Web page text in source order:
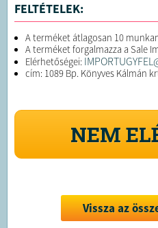
FELTÉTELEK:
A terméket átlagosan 10
A terméket forgalmazza a Sale
Elérhetőségei:
cím: 1089 Bp. Könyves Kálmán
NEM
Vissza az